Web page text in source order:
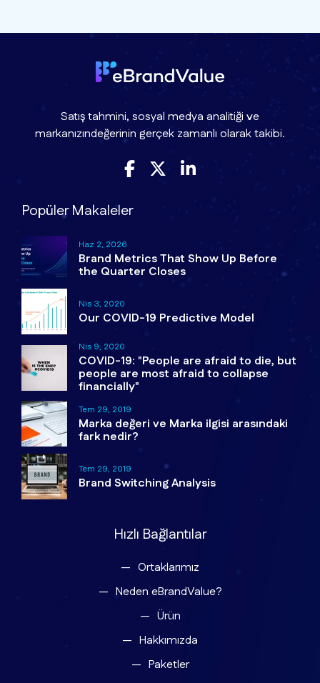
Satış tahmini, sosyal medya analitiği ve
markanızındeğerinin gerçek zamanlı olarak takibi.
Popüler Makaleler
Haz 2, 2026
Brand Metrics That Show Up Before
the Quarter Closes
Nis 3, 2020
Our COVID-19 Predictive Model
Nis 9, 2020
COVID-19: "People are afraid to die, but
people are most afraid to collapse
financially"
Tem 29, 2019
Marka değeri ve Marka ilgisi arasındaki
fark nedir?
Tem 29, 2019
Brand Switching Analysis
Hızlı Bağlantılar
Ortaklarımız
Neden eBrandValue?
Ürün
Hakkımızda
Paketler